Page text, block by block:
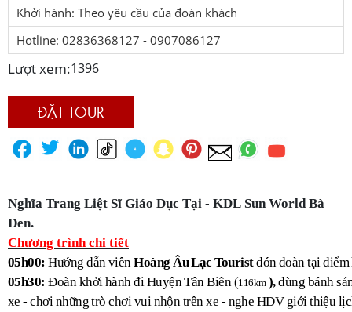
Khởi hành: Theo yêu cầu của đoàn khách
Hotline: 02836368127 - 0907086127
Lượt xem:1396
ĐẶT TOUR
Nghĩa Trang Liệt Sĩ Giáo Dục Tại - KDL Sun World Bà
Đen.
Chương trình chi tiết
05h00: Hướng dẫn viênHoàng ÂuLạc Touristđón đoàn tại điểm
05h30:Đoàn khởi hành đi Huyện Tân Biên (116km),dùng bánh
xe - chơi những trò chơi vui nhộn trên xe - nghe HDV giới thiệu